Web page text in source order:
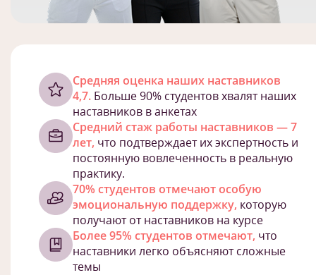
Cредняя оценка наших наставников
4,7. Больше 90% студентов хвалят наших
наставников в анкетах
Средний стаж работы наставников — 7
лет, что подтверждает их экспертность и
постоянную вовлеченность в реальную
практику.
70% студентов отмечают особую
эмоциональную поддержку, которую
получают от наставников на курсе
Более 95% студентов отмечают, что
наставники легко объясняют сложные
темы